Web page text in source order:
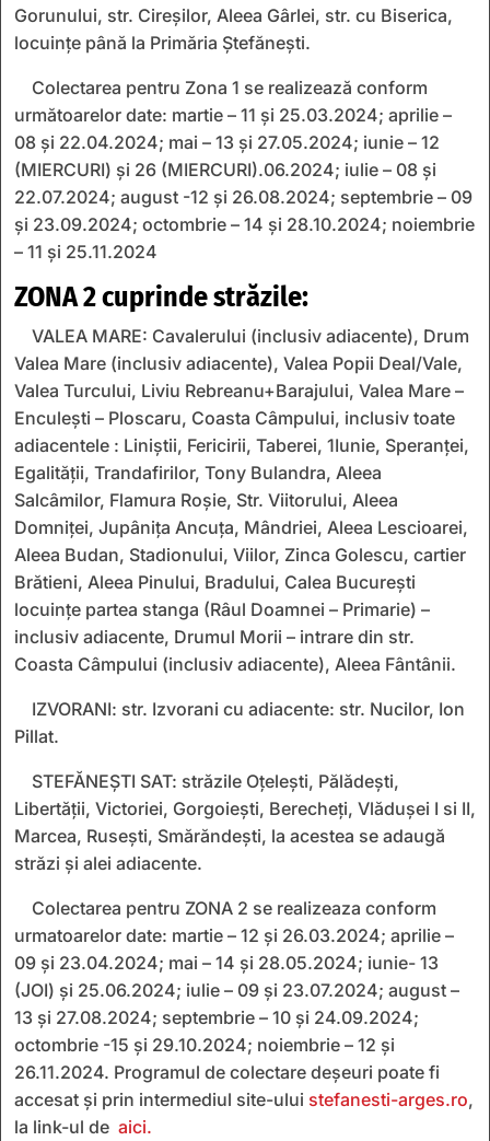
Gorunului, str. Cireșilor, Aleea Gârlei, str. cu Biserica,
locuințe până la Primăria Ștefănești.
Colectarea pentru Zona 1 se realizează conform
următoarelor date: martie – 11 și 25.03.2024; aprilie –
08 și 22.04.2024; mai – 13 și 27.05.2024; iunie – 12
(MIERCURI) și 26 (MIERCURI).06.2024; iulie – 08 și
22.07.2024; august -12 și 26.08.2024; septembrie – 09
și 23.09.2024; octombrie – 14 și 28.10.2024; noiembrie
– 11 și 25.11.2024
ZONA 2 cuprinde străzile:
VALEA MARE: Cavalerului (inclusiv adiacente), Drum
Valea Mare (inclusiv adiacente), Valea Popii Deal/Vale,
Valea Turcului, Liviu Rebreanu+Barajului, Valea Mare –
Enculești – Ploscaru, Coasta Câmpului, inclusiv toate
adiacentele : Liniștii, Fericirii, Taberei, 1Iunie, Speranței,
Egalității, Trandafirilor, Tony Bulandra, Aleea
Salcâmilor, Flamura Roșie, Str. Viitorului, Aleea
Domniței, Jupânița Ancuța, Mândriei, Aleea Lescioarei,
Aleea Budan, Stadionului, Viilor, Zinca Golescu, cartier
Brătieni, Aleea Pinului, Bradului, Calea București
locuințe partea stanga (Râul Doamnei – Primarie) –
inclusiv adiacente, Drumul Morii – intrare din str.
Coasta Câmpului (inclusiv adiacente), Aleea Fântânii.
IZVORANI: str. Izvorani cu adiacente: str. Nucilor, Ion
Pillat.
STEFĂNEȘTI SAT: străzile Oțelești, Pălădești,
Libertății, Victoriei, Gorgoiești, Berecheți, Vlădușei I si II,
Marcea, Rusești, Smărăndești, la acestea se adaugă
străzi și alei adiacente.
Colectarea pentru ZONA 2 se realizeaza conform
urmatoarelor date: martie – 12 și 26.03.2024; aprilie –
09 și 23.04.2024; mai – 14 și 28.05.2024; iunie- 13
(JOI) și 25.06.2024; iulie – 09 și 23.07.2024; august –
13 și 27.08.2024; septembrie – 10 și 24.09.2024;
octombrie -15 și 29.10.2024; noiembrie – 12 și
26.11.2024. Programul de colectare deșeuri poate fi
accesat și prin intermediul site-ului stefanesti-arges.ro,
la link-ul de aici.